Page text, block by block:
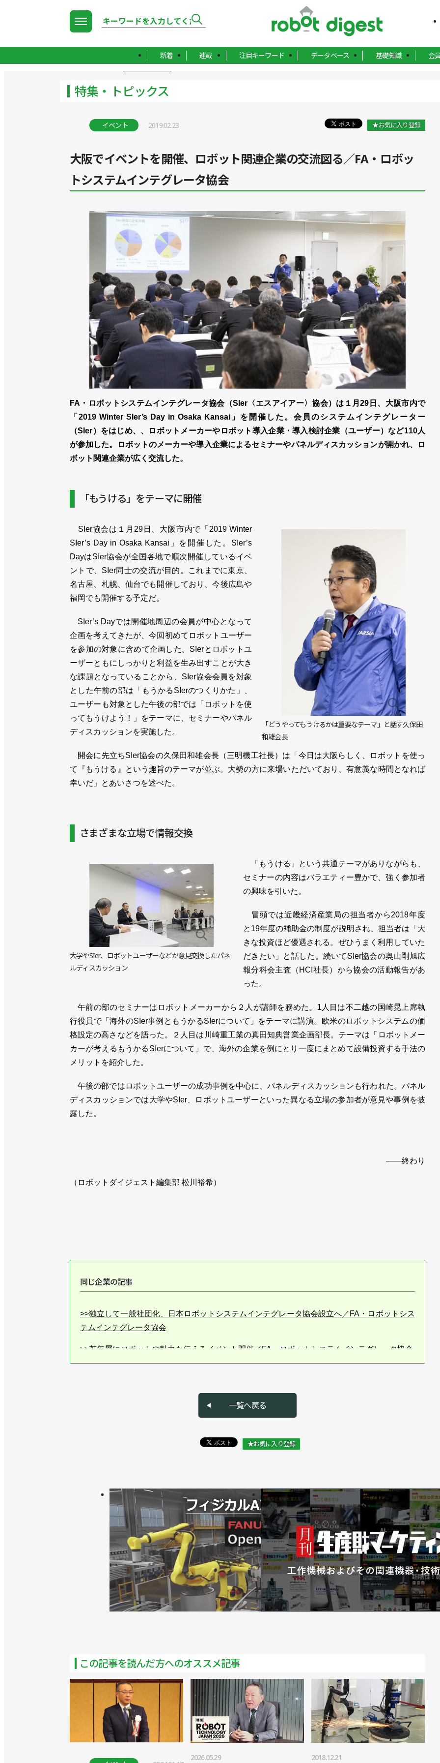
新着 連載 注目キーワード データベース 基礎知識 会
特集・トピックス
イベント 2019.02.23 ★お気に入り登録
大阪でイベントを開催、ロボット関連企業の交流図る／FA・ロボッ
トシステムインテグレータ協会
FA・ロボットシステムインテグレータ協会（SIer〈エスアイアー〉協会）は１月29日、大阪市内で
「2019 Winter SIer’s Day in Osaka Kansai」を開催した。会員のシステムインテグレーター
（SIer）をはじめ、、ロボットメーカーやロボット導入企業・導入検討企業（ユーザー）など110人
が参加した。ロボットのメーカーや導入企業によるセミナーやパネルディスカッションが開かれ、ロ
ボット関連企業が広く交流した。
「もうける」をテーマに開催
「どうやってもうけるかは重要なテーマ」と話す久保田
和雄会長
SIer協会は１月29日、大阪市内で「2019 Winter
SIer’s Day in Osaka Kansai」を開催した。SIer’s
DayはSIer協会が全国各地で順次開催しているイベ
ントで、SIer同士の交流が目的。これまでに東京、
名古屋、札幌、仙台でも開催しており、今後広島や
福岡でも開催する予定だ。
SIer’s Dayでは開催地周辺の会員が中心となって
企画を考えてきたが、今回初めてロボットユーザー
を参加の対象に含めて企画した。SIerとロボットユ
ーザーともにしっかりと利益を生み出すことが大き
な課題となっていることから、SIer協会会員を対象
とした午前の部は「もうかるSIerのつくりかた」、
ユーザーも対象とした午後の部では「ロボットを使
ってもうけよう！」をテーマに、セミナーやパネル
ディスカッションを実施した。
開会に先立ちSIer協会の久保田和雄会長（三明機工社長）は「今日は大阪らしく、ロボットを使っ
て『もうける』という趣旨のテーマが並ぶ。大勢の方に来場いただいており、有意義な時間となれば
幸いだ」とあいさつを述べた。
さまざまな立場で情報交換
大学やSIer、ロボットユーザーなどが意見交換したパネ
ルディスカッション
「もうける」という共通テーマがありながらも、
セミナーの内容はバラエティー豊かで、強く参加者
の興味を引いた。
冒頭では近畿経済産業局の担当者から2018年度
と19年度の補助金の制度が説明され、担当者は「大
きな投資ほど優遇される。ぜひうまく利用していた
だきたい」と話した。続いてSIer協会の奥山剛旭広
報分科会主査（HCI社長）から協会の活動報告があ
った。
午前の部のセミナーはロボットメーカーから２人が講師を務めた。1人目は不二越の国崎晃上席執
行役員で「海外のSIer事例ともうかるSIerについて」をテーマに講演。欧米のロボットシステムの価
格設定の高さなどを語った。２人目は川崎重工業の真田知典営業企画部長。テーマは「ロボットメー
カーが考えるもうかるSIerについて」で、海外の企業を例にとり一度にまとめて設備投資する手法の
メリットを紹介した。
午後の部ではロボットユーザーの成功事例を中心に、パネルディスカッションも行われた。パネル
ディスカッションでは大学やSIer、ロボットユーザーといった異なる立場の参加者が意見や事例を披
露した。
――終わり
（ロボットダイジェスト編集部 松川裕希）
同じ企業の記事
>>独立して一般社団化、日本ロボットシステムインテグレータ協会設立へ／FA・ロボットシス
テムインテグレータ協会
>>若年層にロボットの魅力を伝えるイベント開催／FA・ロボットシステムインテグレータ協会
>>ロボットアイデア甲子園の大阪大会を開催／FA・ロボットシステムインテグレータ協会
>>７月１日に愛知県でSIer’s Day開催／FA・ロボットシステムインテグレータ協会
>>引き合いは好調も98％がエンジニア不足／FA・ロボットシステムインテグレータ協会
>>２種類の基礎講座をウェブで開催／FA・ロボットシステムインテグレータ協会
>>熊田曜子さんを起用したミニドラマを公開／FA・ロボットシステムインテグレータ協会
>>中小企業のロボット導入のポイントをセミナーで／FA・ロボットシステムインテグレータ協
>>28社が新商品・サービスを紹介！ 技術セミナーも併催／FA・ロボットシステムインテグレ
ータ協会
>>「ものづくりの集積地」のイベントに150人以上集まる／FA・ロボットシステムインテグレ
>>九州でSIer向けイベントを開催／FA・ロボットシステムインテグレータ協会
>>群馬・香川・東京でロボットSIer向けイベントを開催／FA・ロボットシステムインテグレー
タ協会
一覧へ戻る
★お気に入り登録
この記事を読んだ方へのオススメ記事
2026.05.29 2018.12.21